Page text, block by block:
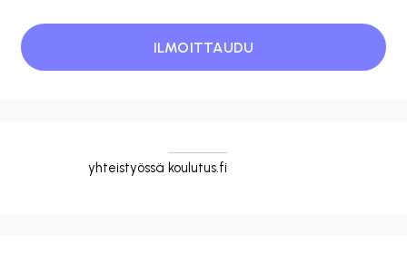
yhteistyössä koulutus.fi